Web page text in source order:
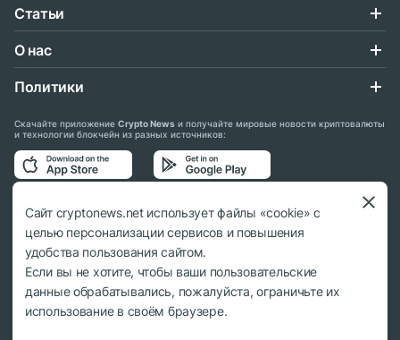
Статьи
О нас
Политики
Скачайте приложение Crypto News и получайте мировые новости криптовалюты
и технологии блокчейн из разных источников:
Подписывайтесь на нас в социальных сетях:
© 2018 - 2026 Crypto News. При использовании материалов ссылка на
cryptonews.net обязательна.
Сайт cryptonews.net использует файлы «cookie» с
целью персонализации сервисов и повышения
удобства пользования сайтом.
Если вы не хотите, чтобы ваши пользовательские
данные обрабатывались, пожалуйста, ограничьте их
использование в своём браузере.